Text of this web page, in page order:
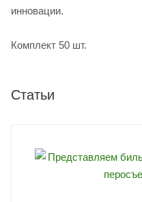
инновации.
Комплект 50 шт.
Статьи